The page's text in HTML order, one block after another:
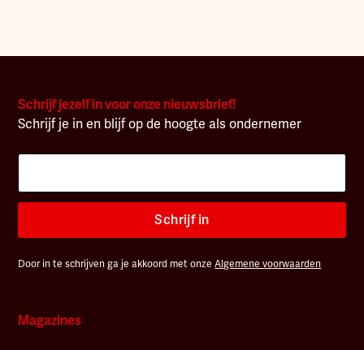
Schrijf jezelf in voor onze nieuwsbrief!
Schrijf je in en blijf op de hoogte als ondernemer
Schrijf in
Door in te schrijven ga je akkoord met onzeAlgemene voorwaarden
Magazines